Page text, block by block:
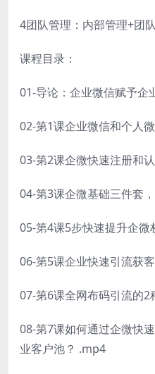
4团队管理：内部管理+团
课程目录：
01-导论：企业微信赋予企
02-第1课企业微信和个人
03-第2课企微快速注册和
04-第3课企微基础三件套
05-第4课5步快速提升企
06-第5课企业快速引流获
07-第6课全网布码引流的
08-第7课如何通过企微快
业客户池？ .mp4